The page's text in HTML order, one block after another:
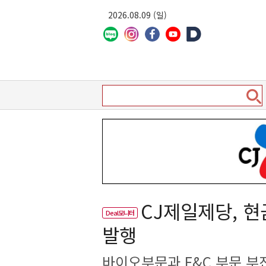
2026.08.09 (일)
Deal모니터
CJ제일제당,
발행
바이오부문과 F&C 부문